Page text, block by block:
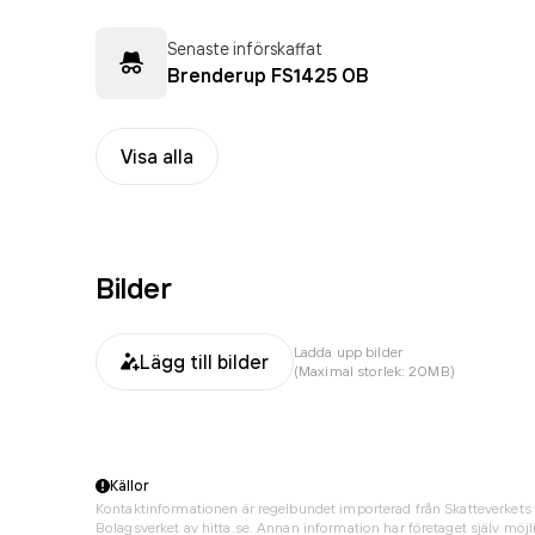
Senaste införskaffat
Brenderup FS1425 OB
Visa alla
Bilder
Lägg till bilder
Ladda upp bilder
(Maximal storlek: 20MB)
Källor
Kontaktinformationen är regelbundet importerad från
Bolagsverket av hitta.se. Annan information har företaget själv